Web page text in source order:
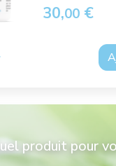
30,00 €
produit pour